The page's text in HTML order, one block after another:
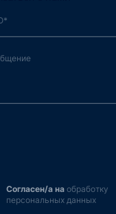
Согласен/а наобработку
персональных данных